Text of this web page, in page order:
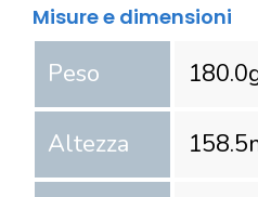
Misure e dimensioni
Peso 180.0
Altezza 158.5